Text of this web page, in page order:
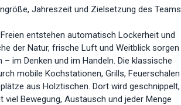
Jahreszeit und Zielsetzung des Teams
entstehen automatisch Lockerheit und
der Natur, frische Luft und Weitblick sorgen
im Denken und im Handeln. Die klassische
mobile Kochstationen, Grills, Feuerschalen
aus Holztischen. Dort wird geschnippelt,
viel Bewegung, Austausch und jeder Menge